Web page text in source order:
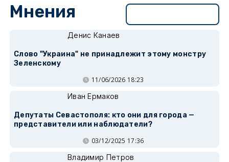
Мнения
Денис Канаев
Слово "Украина" не принадлежит этому монстру
Зеленскому
11/06/2026 18:23
Иван Ермаков
Депутаты Севастополя: кто они для города —
представители или наблюдатели?
03/12/2025 17:36
Владимир Петров